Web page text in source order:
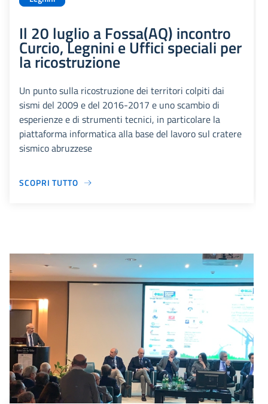
Il 20 luglio a Fossa(AQ) incontro
Curcio, Legnini e Uffici speciali per
la ricostruzione
Un punto sulla ricostruzione dei territori colpiti dai
sismi del 2009 e del 2016-2017 e uno scambio di
esperienze e di strumenti tecnici, in particolare la
piattaforma informatica alla base del lavoro sul cratere
sismico abruzzese
SCOPRI TUTTO